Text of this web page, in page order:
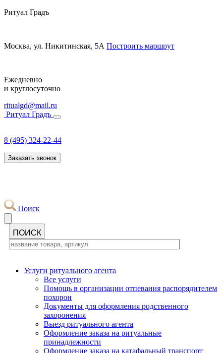
Ритуал Градъ
Москва, ул. Никитинская, 5А Построить маршрут
Ежедневно
и круглосуточно
ritualgd@mail.ru
Ритуал Градъ
8 (495) 324-22-44
Заказать звонок
Поиск
Услуги ритуального агента
Все услуги
Помощь в организации отпевания распорядителем
похорон
Документы для оформления родственного
захоронения
Выезд ритуального агента
Оформление заказа на ритуальные
принадлежности
Оформление заказа на катафальный транспорт